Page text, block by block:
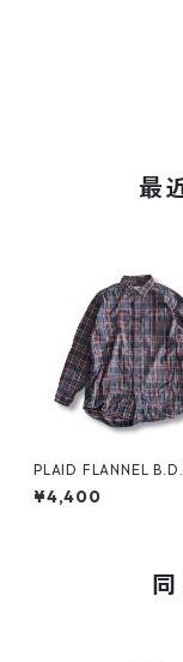
最
PLAID FLANNEL
y L.L.Bean
¥4,400